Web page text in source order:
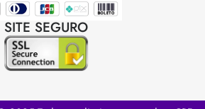
SITE SEGURO